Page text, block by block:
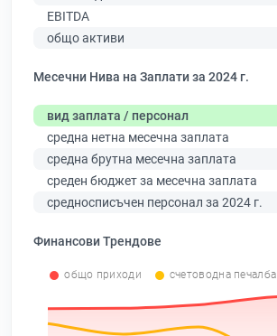
EBITDA
общо активи
Месечни Нива на Заплати за 2024 г.
вид заплата / персонал
средна нетна месечна заплата
средна брутна месечна заплата
среден бюджет за месечна заплата
средносписъчен персонал за 2024 г.
Финансови Трендове
общо приходи счетоводна печалба